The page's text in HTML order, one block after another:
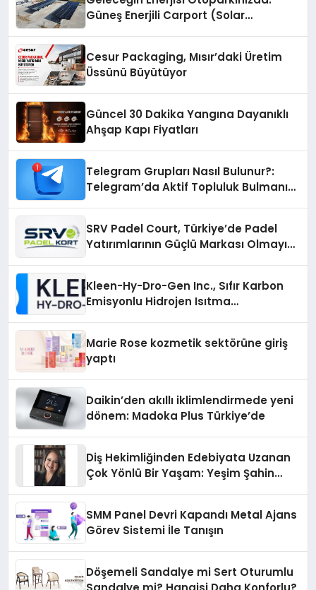
Güneş Enerjili Carport (Solar
Cesur Packaging, Mısır’daki Üretim
Üssünü Büyütüyor
Güncel 30 Dakika Yangına Dayanıklı
Ahşap Kapı Fiyatları
Telegram Grupları Nasıl Bulunur?:
Telegram’da Aktif Topluluk Bulmanın
SRV Padel Court, Türkiye’de Padel
Yatırımlarının Güçlü Markası Olmayı
Kleen-Hy-Dro-Gen Inc., Sıfır Karbon
Emisyonlu Hidrojen Isıtma
Marie Rose kozmetik sektörüne giriş
yaptı
Daikin’den akıllı iklimlendirmede yeni
dönem: Madoka Plus Türkiye’de
Diş Hekimliğinden Edebiyata Uzanan
Çok Yönlü Bir Yaşam: Yeşim Şahin
SMM Panel Devri Kapandı Metal Ajans
Görev Sistemi İle Tanışın
Döşemeli Sandalye mi Sert Oturumlu